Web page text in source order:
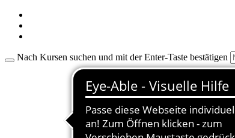
Nach Kursen suchen und mit der Enter-Taste bestätigen